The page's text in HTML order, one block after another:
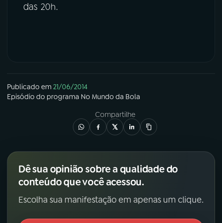
das 20h.
Publicado em21/06/2014
Episódio do programa No Mundo da Bola
Compartilhe
Dê sua opinião sobre a qualidade do
conteúdo que você acessou.
Escolha sua manifestação em apenas um clique.